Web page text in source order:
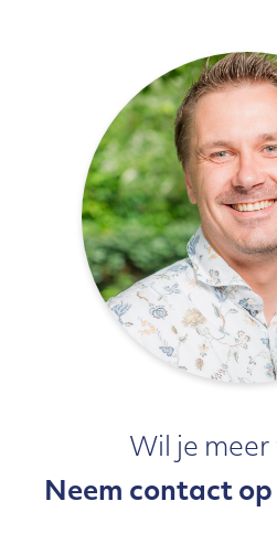
Wil je meer
Neem contact